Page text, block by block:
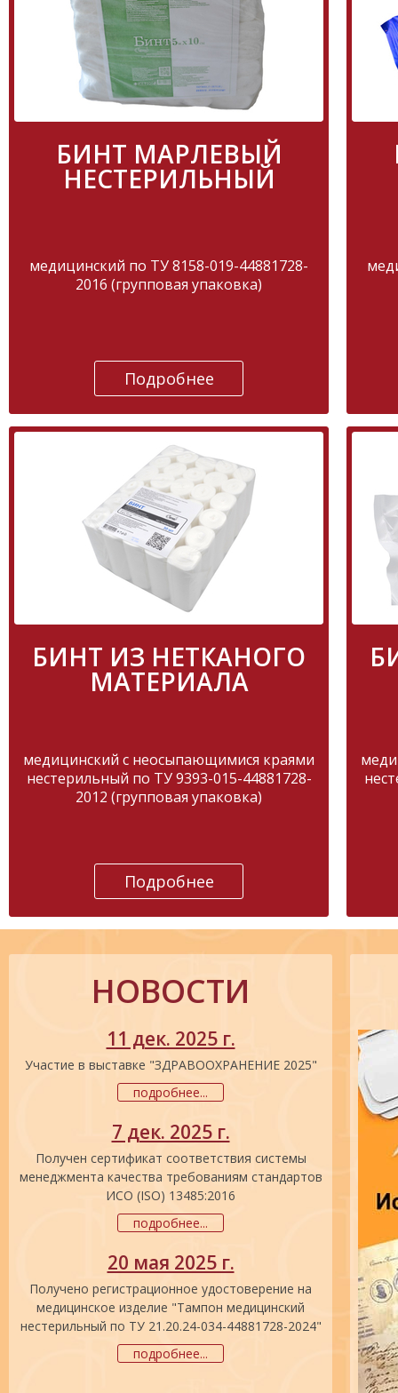
БИНТ МАРЛЕВЫЙ
НЕСТЕРИЛЬНЫЙ
медицинский по ТУ 8158-019-44881728-
2016 (групповая упаковка)
Подробнее
БИНТ ИЗ НЕТКАНОГО
МАТЕРИАЛА
медицинский с неосыпающимися краями
нестерильный по ТУ 9393-015-44881728-
2012 (групповая упаковка)
Подробнее
НОВОСТИ
11 дек. 2025 г.
Участие в выставке "ЗДРАВООХРАНЕНИЕ 2025"
подробнее...
7 дек. 2025 г.
Получен сертификат соответствия системы
менеджмента качества требованиям стандартов
ИСО (ISO) 13485:2016
подробнее...
20 мая 2025 г.
Получено регистрационное удостоверение на
медицинское изделие "Тампон медицинский
нестерильный по ТУ 21.20.24-034-44881728-2024"
подробнее...